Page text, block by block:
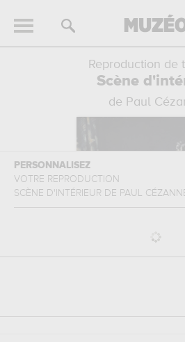
Reproduction de
Scène
de Paul
PERSONNALISEZ
VOTRE REPRODUCTION
SCÈNE D'INTÉRIEUR DE PAUL